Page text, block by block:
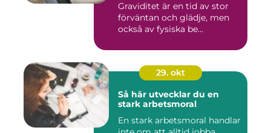
Graviditet är en tid av stor
förväntan och glädje, men
också av fysiska be...
29. okt
Så här utvecklar du en
stark arbetsmoral
En stark arbetsmoral handlar